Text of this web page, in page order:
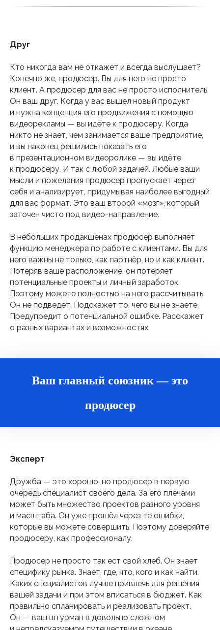
Друг
Кто никогда вам не откажет и всегда выслушает?
Конечно же, продюсер. Вы для него не просто
клиент. А продюсер для вас не просто исполнитель.
Он ваш друг. Когда у вас вышел новый продукт
и нужна концепция его продвижения с помощью
видеорекламы — вы идёте к продюсеру. Когда
никто не знает, чем занимается ваше предприятие,
и вы наконец решились показать его
в презентационном видеоролике — вы идёте
к продюсеру. И так с любой задачей. Любые ваши
мысли и пожелания продюсер пропускает через
себя и анализирует, придумывая наиболее выгодный
для вас формат. Это ваш второй «мозг», который
заточен чисто под видео-направление.
В небольших продакшенах продюсер выполняет
функцию менеджера по работе с клиентами. Вы для
него важны не только, как партнёр, но и как клиент.
Потеряв ваше расположение, он потеряет
потенциальные проекты и личный заработок.
Поэтому можете полностью на него рассчитывать.
Он не подведёт. Подскажет то, чего вы не знаете.
Предупредит о потенциальной ошибке. Расскажет
о разных вариантах и возможностях.
Ваш главный союзник — это
продюсер
Эксперт
Дружба — это хорошо, но продюсер в первую
очередь специалист своего дела. За его плечами
может быть множество проектов разного уровня
и масштаба. Он уже прошёл через те ошибки,
которые вы можете совершить. Поэтому доверяйте
продюсеру, как профессионалу.
Продюсер не просто так ест свой хлеб. Он знает
специфику рынка. Знает, где, что, кого и как найти.
Каких специалистов лучше привлечь для решения
вашей задачи и при этом вписаться в бюджет. Как
правильно спланировать и реализовать проект.
Он — ваш штурман в довольно сложном